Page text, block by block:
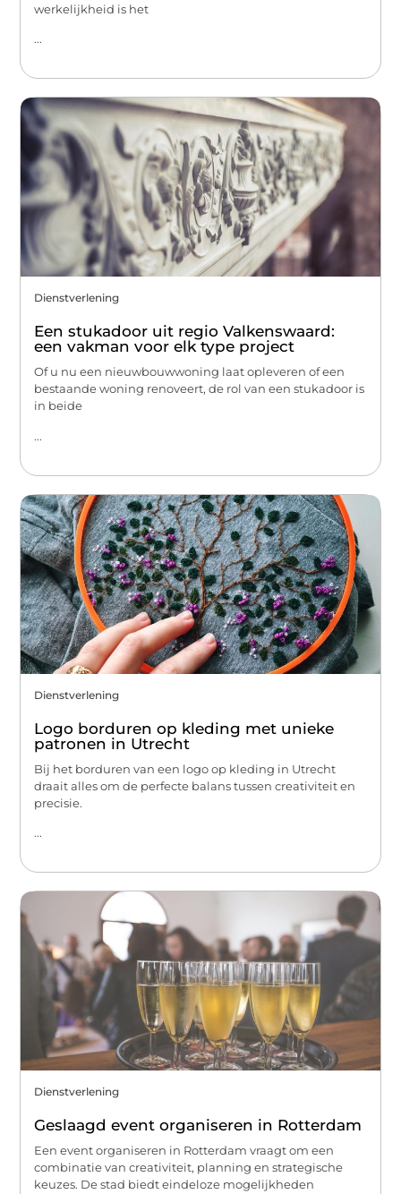
werkelijkheid is het
...
Dienstverlening
Een stukadoor uit regio Valkenswaard:
een vakman voor elk type project
Of u nu een nieuwbouwwoning laat opleveren of een
bestaande woning renoveert, de rol van een stukadoor is
in beide
...
Dienstverlening
Logo borduren op kleding met unieke
patronen in Utrecht
Bij het borduren van een logo op kleding in Utrecht
draait alles om de perfecte balans tussen creativiteit en
precisie.
...
Dienstverlening
Geslaagd event organiseren in Rotterdam
Een event organiseren in Rotterdam vraagt om een
combinatie van creativiteit, planning en strategische
keuzes. De stad biedt eindeloze mogelijkheden